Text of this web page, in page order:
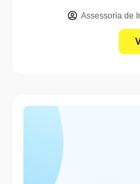
Assessoria de